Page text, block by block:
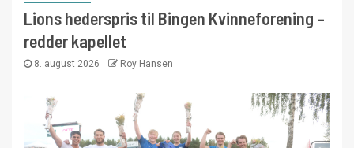
Lions hederspris til Bingen Kvinneforening –
redder kapellet
8. august 2026 Roy Hansen